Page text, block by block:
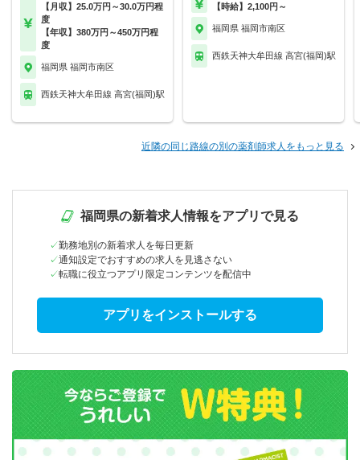
【月収】25.0万円～30.0万円程
度
【年収】380万円～450万円程
度
福岡県 福岡市南区
西鉄天神大牟田線 高宮(福岡)駅
【時給】2,100円～
福岡県 福岡市南区
西鉄天神大牟田線 高宮(福岡)駅
近隣の同じ路線の別の薬剤師求人をもっと見る
福岡県の新着求人情報をアプリで見る
勤務地別の新着求人を毎日更新
通知設定でおすすめの求人を見逃さない
転職に役立つアプリ限定コンテンツを配信中
アプリをインストールする